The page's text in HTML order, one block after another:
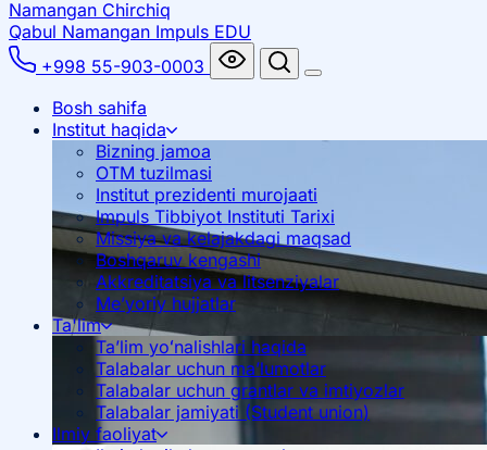
Namangan Chirchiq
Qabul Namangan Impuls EDU
+998 55-903-0003
Bosh sahifa
Institut haqida
Bizning jamoa
OTM tuzilmasi
Institut prezidenti murojaati
Impuls Tibbiyot Instituti Tarixi
Missiya va kelajakdagi maqsad
Boshqaruv kengashi
Akkreditatsiya va litsenziyalar
Me’yoriy hujjatlar
Ta'lim
Ta’lim yoʻnalishlari haqida
Talabalar uchun ma’lumotlar
Talabalar uchun grantlar va imtiyozlar
Talabalar jamiyati (Student union)
Ilmiy faoliyat